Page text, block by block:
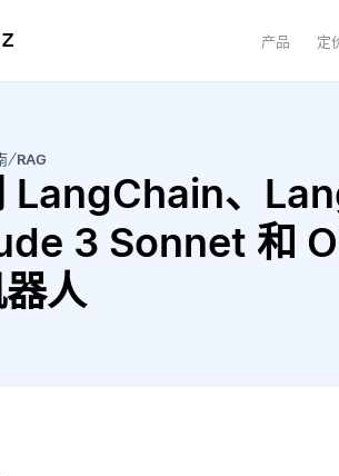
产品 定
RAG
LangChain、
3 Sonnet 和
人